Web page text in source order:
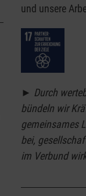
und unsere
► Durch
bündeln wir
gemeinsames
bei,
im Verbund